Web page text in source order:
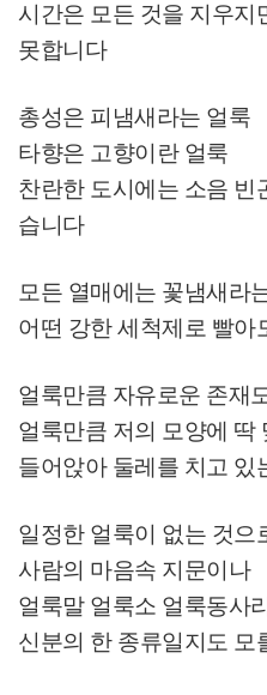
시간은 모든 것을 지우지
못합니다
총성은 피냄새라는 얼룩
타향은 고향이란 얼룩
찬란한 도시에는 소음 빈
습니다
모든 열매에는 꽃냄새라
어떤 강한 세척제로 빨아
얼룩만큼 자유로운 존재
얼룩만큼 저의 모양에 딱
들어앉아 둘레를 치고 있
일정한 얼룩이 없는 것으
사람의 마음속 지문이나
얼룩말 얼룩소 얼룩동사
신분의 한 종류일지도 모